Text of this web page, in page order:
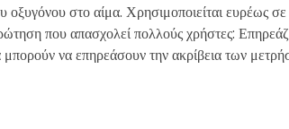
στο αίμα. Χρησιμοποιείται ευρέως σε
που απασχολεί πολλούς χρήστες:
να επηρεάσουν την ακρίβεια των